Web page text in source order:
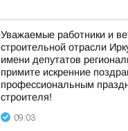
Уважаемые работники и
строительной отрасли
имени депутатов
примите искренние
профессиональным
строителя!
09:03